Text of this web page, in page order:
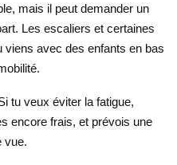
mais il peut demander un
Les escaliers et certaines
viens avec des enfants en bas
tu veux éviter la fatigue,
encore frais, et prévois une
vue.